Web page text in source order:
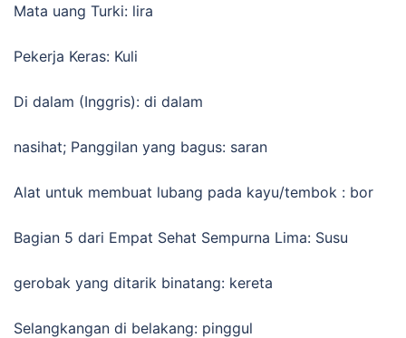
Mata uang Turki: lira
Pekerja Keras: Kuli
Di dalam (Inggris): di dalam
nasihat; Panggilan yang bagus: saran
Alat untuk membuat lubang pada kayu/tembok : bor
Bagian 5 dari Empat Sehat Sempurna Lima: Susu
gerobak yang ditarik binatang: kereta
Selangkangan di belakang: pinggul